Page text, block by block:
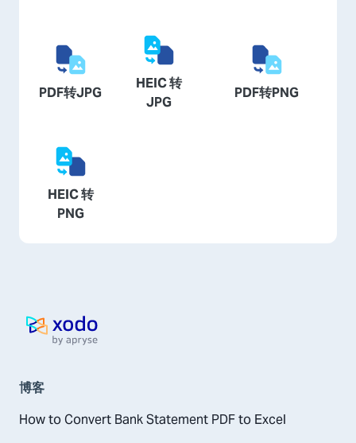
PDF转JPG
HEIC 转
JPG
PDF转PNG
HEIC 转
PNG
主页
博客
How to Convert Bank Statement PDF to Excel